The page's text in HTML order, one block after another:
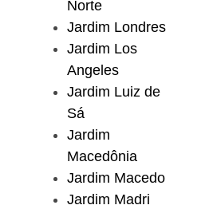
Norte
Jardim Londres
Jardim Los
Angeles
Jardim Luiz de
Sá
Jardim
Macedônia
Jardim Macedo
Jardim Madri